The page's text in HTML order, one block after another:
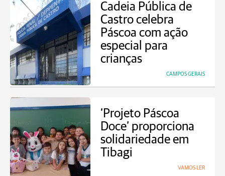
Cadeia Pública de
Castro celebra
Páscoa com ação
especial para
crianças
CAMPOS GERAIS
‘Projeto Páscoa
Doce’ proporciona
solidariedade em
Tibagi
VAMOS LER